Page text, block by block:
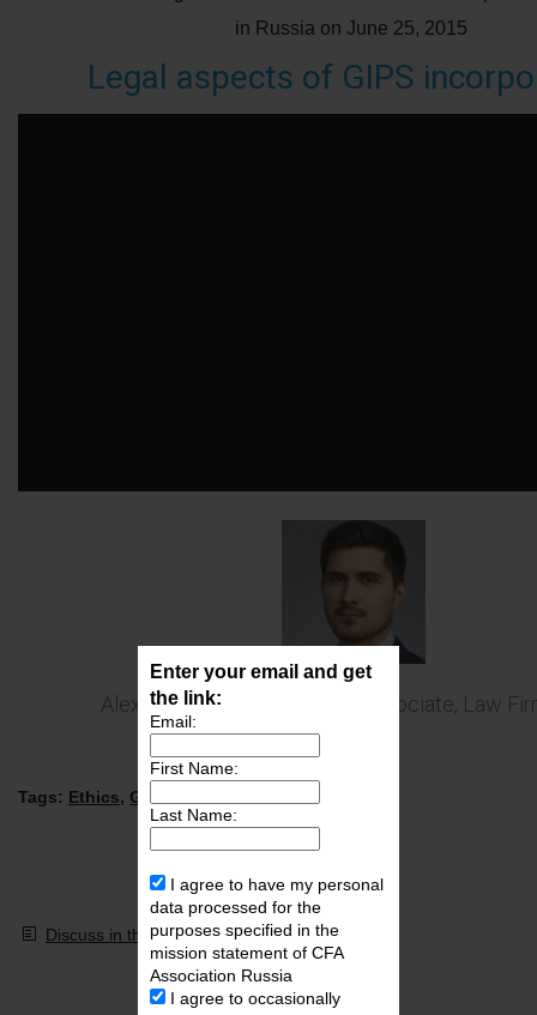
Enter your email and get
the link:
Email:
First Name:
Last Name:
I agree to have my personal
data processed for the
purposes specified in the
mission statement of CFA
Association Russia
I agree to occasionally
in Russia on June 25, 2015
Legal aspects of GIPS
Alexander Rudyakov, Senior Associate, Law
Tags: Ethics, GIPS
Discuss in the forum
Video Library